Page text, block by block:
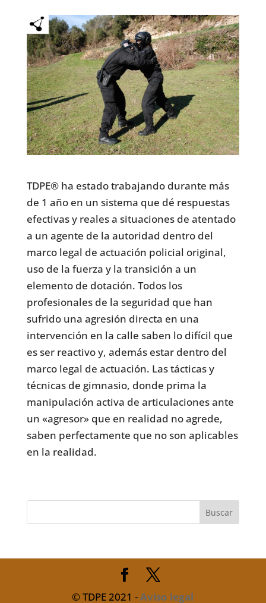
TDPE® ha estado trabajando durante más
de 1 año en un sistema que dé respuestas
efectivas y reales a situaciones de atentado
a un agente de la autoridad dentro del
marco legal de actuación policial original,
uso de la fuerza y la transición a un
elemento de dotación. Todos los
profesionales de la seguridad que han
sufrido una agresión directa en una
intervención en la calle saben lo difícil que
es ser reactivo y, además estar dentro del
marco legal de actuación. Las tácticas y
técnicas de gimnasio, donde prima la
manipulación activa de articulaciones ante
un «agresor» que en realidad no agrede,
saben perfectamente que no son aplicables
en la realidad.
© TDPE 2021 -Aviso legal